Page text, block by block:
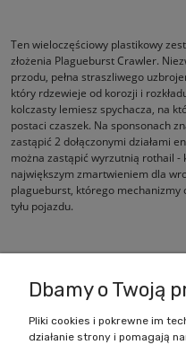
Ten wieloczęściowy plastikowy
złożenia Plagueburst Crawler.
przodu, pełna straszliwego
który rdzewieje od korozji i
kolczasty lemiesz spychacza, na
postaci czaszek. Na sponsonach
zastąpić 2 dołączonymi działami
można zastąpić wyrzutnią rothail -
największym zmartwieniem dla
plagueburst, którego
tyłu pojazdu.
Dbamy o Twoją
Pliki cookies i pokrewne im
działanie strony i pomagają